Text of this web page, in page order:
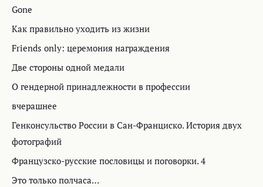
Gone
Как правильно уходить из жизни
Friends only: церемония награждения
Две стороны одной медали
О гендерной принадлежности в профессии
вчерашнее
Генконсульство России в Сан-Франциско. История двух
фотографий
Французско-русские пословицы и поговорки. 4
Это только полчаса…